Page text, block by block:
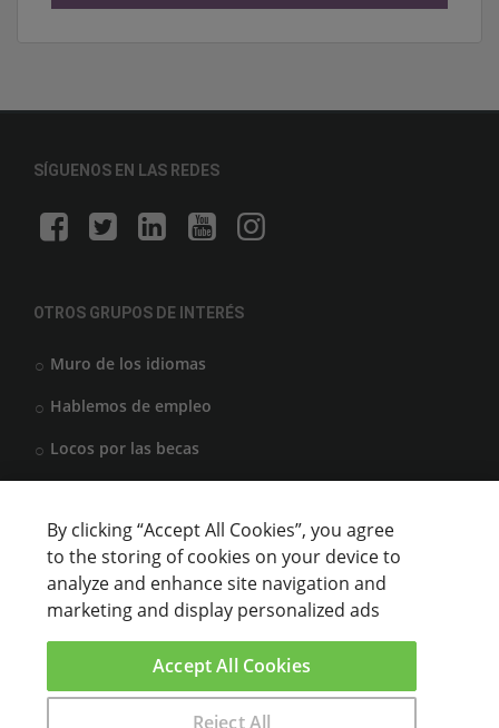
SÍGUENOS EN LAS REDES
OTROS GRUPOS DE INTERÉS
Muro de los idiomas
Hablemos de empleo
Locos por las becas
CENTROS DE FORMACIÓN
Anunciar cursos
USUARIOS
Aviso legal
By clicking “Accept All Cookies”, you agree
to the storing of cookies on your device to
analyze and enhance site navigation and
marketing and display personalized ads
Reject All
Accept All Cookies